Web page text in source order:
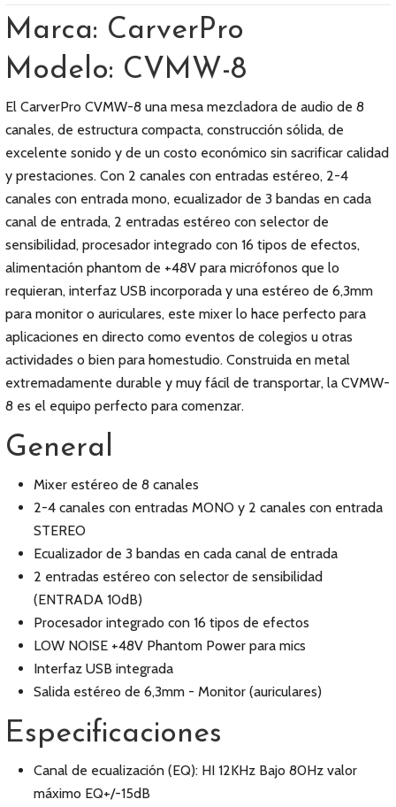
Marca: CarverPro
Modelo: CVMW-8
El CarverPro CVMW-8 una mesa mezcladora de audio de 8
canales, de estructura compacta, construcción sólida, de
excelente sonido y de un costo económico sin sacrificar calidad
y prestaciones. Con 2 canales con entradas estéreo, 2-4
canales con entrada mono, ecualizador de 3 bandas en cada
canal de entrada, 2 entradas estéreo con selector de
sensibilidad, procesador integrado con 16 tipos de efectos,
alimentación phantom de +48V para micrófonos que lo
requieran, interfaz USB incorporada y una estéreo de 6,3mm
para monitor o auriculares, este mixer lo hace perfecto para
aplicaciones en directo como eventos de colegios u otras
actividades o bien para homestudio. Construida en metal
extremadamente durable y muy fácil de transportar, la CVMW-
8 es el equipo perfecto para comenzar.
General
Mixer estéreo de 8 canales
2-4 canales con entradas MONO y 2 canales con entrada
STEREO
Ecualizador de 3 bandas en cada canal de entrada
2 entradas estéreo con selector de sensibilidad
(ENTRADA 10dB)
Procesador integrado con 16 tipos de efectos
LOW NOISE +48V Phantom Power para mics
Interfaz USB integrada
Salida estéreo de 6,3mm - Monitor (auriculares)
Especificaciones
Canal de ecualización (EQ): HI 12KHz Bajo 80Hz valor
máximo EQ+/-15dB